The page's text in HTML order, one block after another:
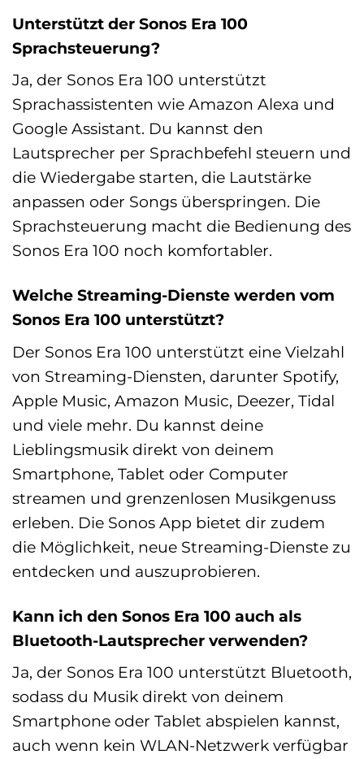
Unterstützt der Sonos Era 100
Sprachsteuerung?
Ja, der Sonos Era 100 unterstützt
Sprachassistenten wie Amazon Alexa und
Google Assistant. Du kannst den
Lautsprecher per Sprachbefehl steuern und
die Wiedergabe starten, die Lautstärke
anpassen oder Songs überspringen. Die
Sprachsteuerung macht die Bedienung des
Sonos Era 100 noch komfortabler.
Welche Streaming-Dienste werden vom
Sonos Era 100 unterstützt?
Der Sonos Era 100 unterstützt eine Vielzahl
von Streaming-Diensten, darunter Spotify,
Apple Music, Amazon Music, Deezer, Tidal
und viele mehr. Du kannst deine
Lieblingsmusik direkt von deinem
Smartphone, Tablet oder Computer
streamen und grenzenlosen Musikgenuss
erleben. Die Sonos App bietet dir zudem
die Möglichkeit, neue Streaming-Dienste zu
entdecken und auszuprobieren.
Kann ich den Sonos Era 100 auch als
Bluetooth-Lautsprecher verwenden?
Ja, der Sonos Era 100 unterstützt Bluetooth,
sodass du Musik direkt von deinem
Smartphone oder Tablet abspielen kannst,
auch wenn kein WLAN-Netzwerk verfügbar